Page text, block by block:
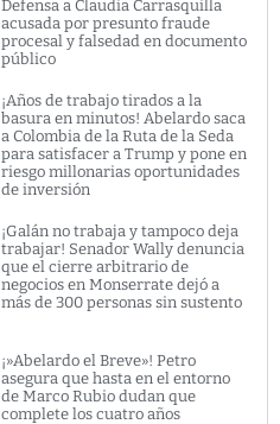
Defensa a Claudia Carrasquilla
acusada por presunto fraude
procesal y falsedad en documento
público
¡Años de trabajo tirados a la
basura en minutos! Abelardo saca
a Colombia de la Ruta de la Seda
para satisfacer a Trump y pone en
riesgo millonarias oportunidades
de inversión
¡Galán no trabaja y tampoco deja
trabajar! Senador Wally denuncia
que el cierre arbitrario de
negocios en Monserrate dejó a
más de 300 personas sin sustento
¡»Abelardo el Breve»! Petro
asegura que hasta en el entorno
de Marco Rubio dudan que
complete los cuatro años